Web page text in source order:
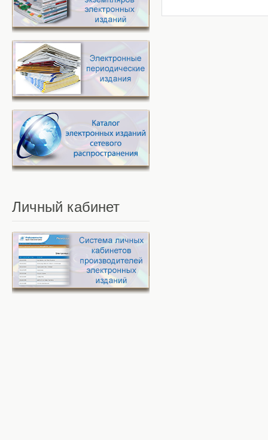
Личный кабинет